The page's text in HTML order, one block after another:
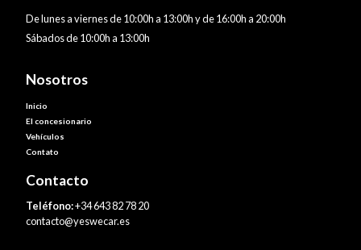
De lunes a viernes de 10:00h a 13:00h y de 16:00h a 20:00h
Sábados de 10:00h a 13:00h
Nosotros
Inicio
El concesionario
Vehículos
Contato
Contacto
Teléfono:+34 643 82 78 20
contacto@yeswecar.es